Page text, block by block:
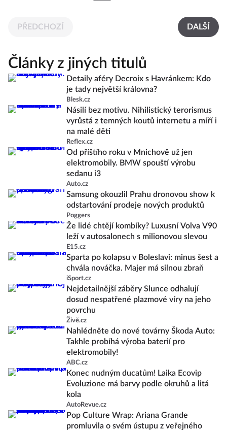
PŘEDCHOZÍ DALŠÍ
Články z jiných titulů
Detaily aféry Decroix s Havránkem: Kdo
je tady největší královna?
Blesk.cz
Násilí bez motivu. Nihilistický terorismus
vyrůstá z temných koutů internetu a míří i
na malé děti
Reflex.cz
Od příštího roku v Mnichově už jen
elektromobily. BMW spouští výrobu
sedanu i3
Auto.cz
Samsung okouzlil Prahu dronovou show k
odstartování prodeje nových produktů
Poggers
Že lidé chtějí kombíky? Luxusní Volva V90
leží v autosalonech s milionovou slevou
E15.cz
Sparta po kolapsu v Boleslavi: minus šest a
chvála nováčka. Majer má silnou zbraň
iSport.cz
Nejdetailnější záběry Slunce odhalují
dosud nespatřené plazmové víry na jeho
povrchu
Živě.cz
Nahlédněte do nové továrny Škoda Auto:
Takhle probíhá výroba baterií pro
elektromobily!
ABC.cz
Konec nudným ducatům! Laika Ecovip
Evoluzione má barvy podle okruhů a litá
kola
AutoRevue.cz
Pop Culture Wrap: Ariana Grande
promluvila o svém ústupu z veřejného